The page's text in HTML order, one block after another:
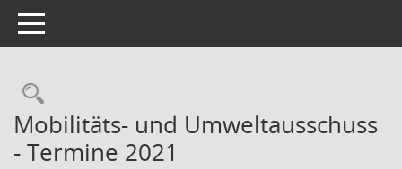
Toggle navigation
Rechercheauswahl
Mobilitäts- und Umweltausschuss
- Termine 2021